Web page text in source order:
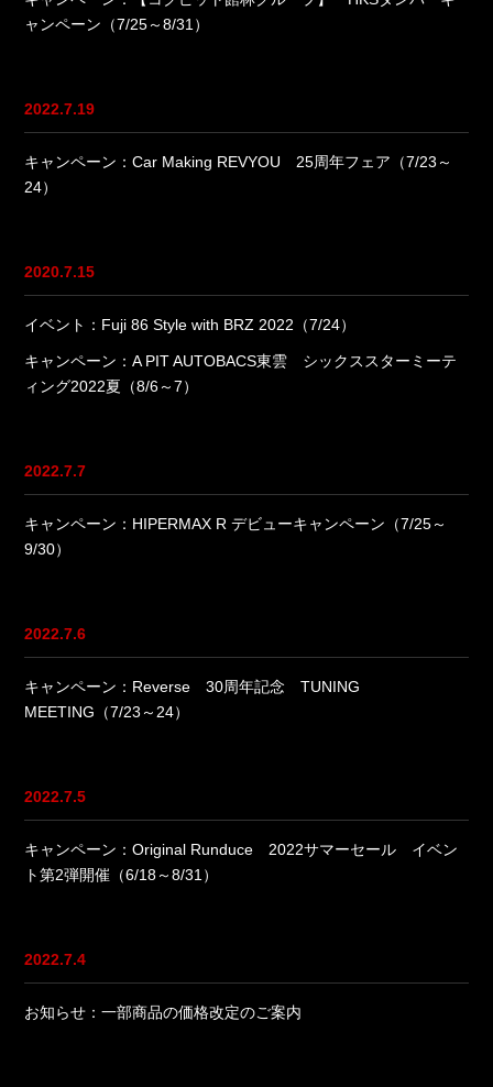
ャンペーン（7/25～8/31）
2022.7.19
キャンペーン：Car Making REVYOU 25周年フェア（7/23～
24）
2020.7.15
イベント：Fuji 86 Style with BRZ 2022（7/24）
キャンペーン：A PIT AUTOBACS東雲 シックススターミーテ
ィング2022夏（8/6～7）
2022.7.7
キャンペーン：HIPERMAX R デビューキャンペーン（7/25～
9/30）
2022.7.6
キャンペーン：Reverse 30周年記念 TUNING
MEETING（7/23～24）
2022.7.5
キャンペーン：Original Runduce 2022サマーセール イベン
ト第2弾開催（6/18～8/31）
2022.7.4
お知らせ：一部商品の価格改定のご案内